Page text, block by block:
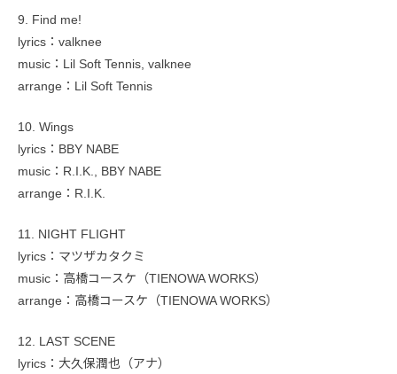
9. Find me!
lyrics：valknee
music：Lil Soft Tennis, valknee
arrange：Lil Soft Tennis
10. Wings
lyrics：BBY NABE
music：R.I.K., BBY NABE
arrange：R.I.K.
11. NIGHT FLIGHT
lyrics：マツザカタクミ
music：高橋コースケ（TIENOWA WORKS）
arrange：高橋コースケ（TIENOWA WORKS）
12. LAST SCENE
lyrics：大久保潤也（アナ）